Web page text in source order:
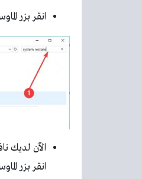
انقر بزر
الآن لديك